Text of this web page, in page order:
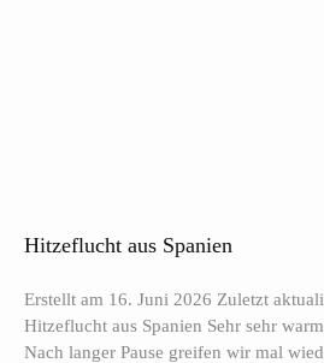
Hitzeflucht aus Spanien
Erstellt am 16. Juni 2026 Zuletzt
Hitzeflucht aus Spanien Sehr sehr
Nach langer Pause greifen wir mal